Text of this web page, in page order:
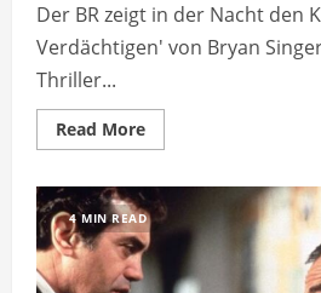
Der BR zeigt in der Nacht den
Verdächtigen' von Bryan
Thriller...
Read MoreRead
more
zeigt
Kultfilm
‚Die
üblichen
Verdächtigen‘
in
4 MIN READ